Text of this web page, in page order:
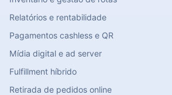
Relatórios e rentabilidade
Pagamentos cashless e QR
Mídia digital e ad server
Fulfillment híbrido
Retirada de pedidos online